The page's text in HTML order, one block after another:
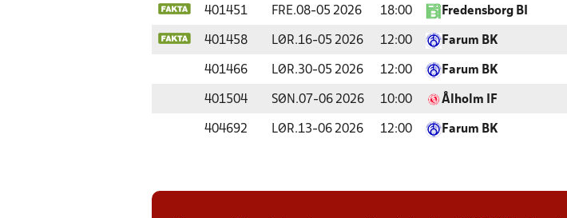
401451 FRE.08-05 2026 18:00 Fredensborg BI
401458 LØR.16-05 2026 12:00 Farum BK
401466 LØR.30-05 2026 12:00 Farum BK
401504 SØN.07-06 2026 10:00 Ålholm IF
404692 LØR.13-06 2026 12:00 Farum BK